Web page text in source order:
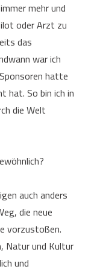
mehr und
oder Arzt zu
das
war ich
hatte
hat. So bin ich in
die Welt
auch anders
die neue
vorzustoßen.
Natur und Kultur
und